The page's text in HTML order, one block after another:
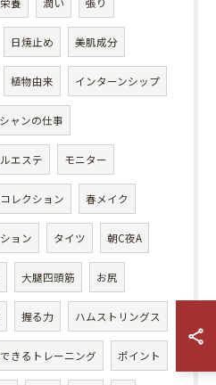
日焼止め 美肌成分
植物由来 インターンシップ
ャンの仕事
エステ モニター
レクション 春メイク
ョン タイツ 朝C夜A
大腿四頭筋 お尻
握る力 ハムストリングス
きるトレーニング ポイント